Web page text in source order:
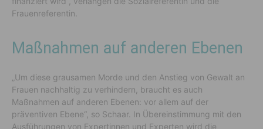
Frauenreferentin.
Maßnahmen auf anderen Ebenen
„Um diese grausamen Morde und den Anstieg von Gewalt an
Frauen nachhaltig zu verhindern, braucht es auch
Maßnahmen auf anderen Ebenen: vor allem auf der
präventiven Ebene“, so Schaar. In Übereinstimmung mit den
Ausführungen von Expertinnen und Experten wird die